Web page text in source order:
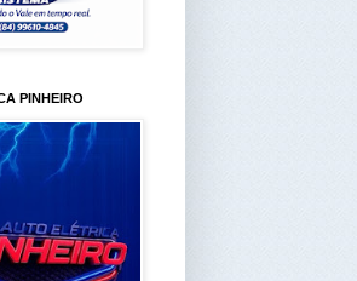
PINHEIRO